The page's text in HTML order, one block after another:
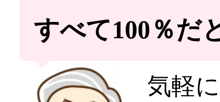
すべて100％だ
気軽